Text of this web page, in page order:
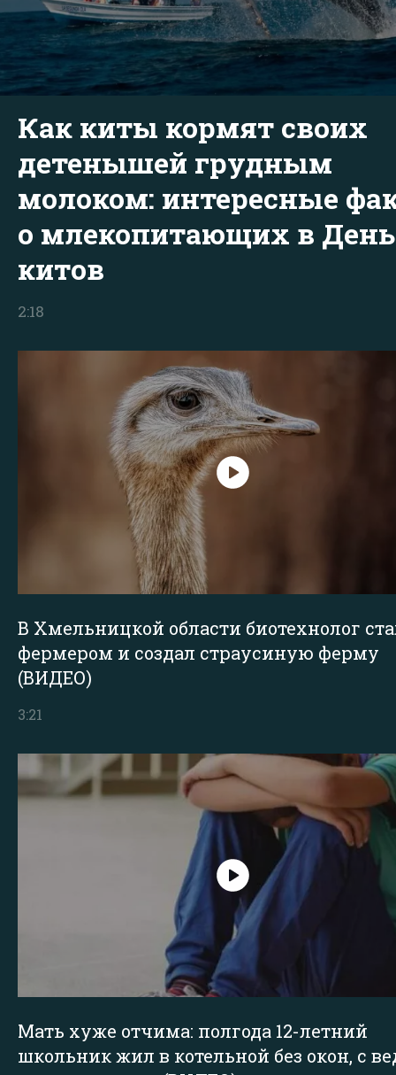
Как киты кормят своих
детенышей грудным
молоком: интересные
о млекопитающих в День
китов
2:18
В Хмельницкой области биотехнолог
фермером и создал страусиную ферму
(ВИДЕО)
3:21
Мать хуже отчима: полгода 12-летний
школьник жил в котельной без окон, с